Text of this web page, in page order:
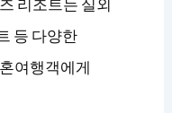
리조트는 실외
등 다양한
여행객에게